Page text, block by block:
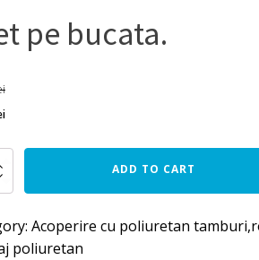
pe bucata.
ADD TO CART
Acoperire cu poliuretan
poliuretan